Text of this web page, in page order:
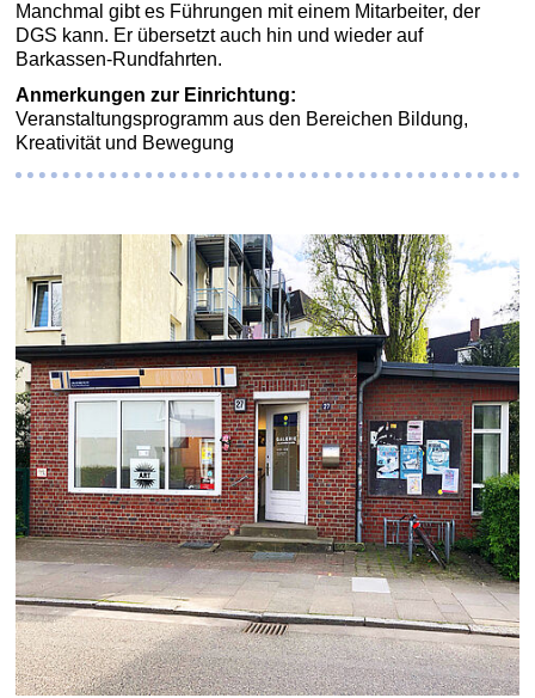
Manchmal gibt es Führungen mit einem Mitarbeiter, der
DGS kann. Er übersetzt auch hin und wieder auf
Barkassen-Rundfahrten.
Anmerkungen zur Einrichtung:
Veranstaltungsprogramm aus den Bereichen Bildung,
Kreativität und Bewegung